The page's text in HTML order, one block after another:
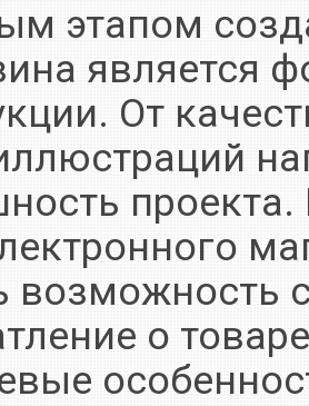
этапом
является
От
проекта.
возможность
о